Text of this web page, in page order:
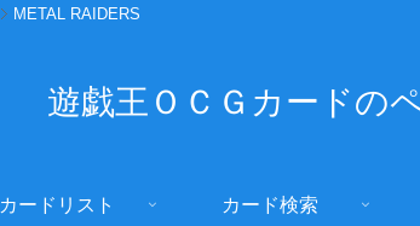
METAL RAIDERS
遊戯王ＯＣＧカードの
カードリスト カード検索